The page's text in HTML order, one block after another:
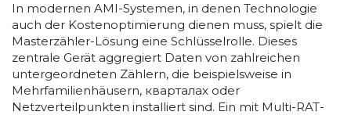
In modernen AMI-Systemen, in denen Technologie
auch der Kostenoptimierung dienen muss, spielt die
Masterzähler-Lösung eine Schlüsselrolle. Dieses
zentrale Gerät aggregiert Daten von zahlreichen
untergeordneten Zählern, die beispielsweise in
Mehrfamilienhäusern, кварталах oder
Netzverteilpunkten installiert sind. Ein mit Multi-RAT-